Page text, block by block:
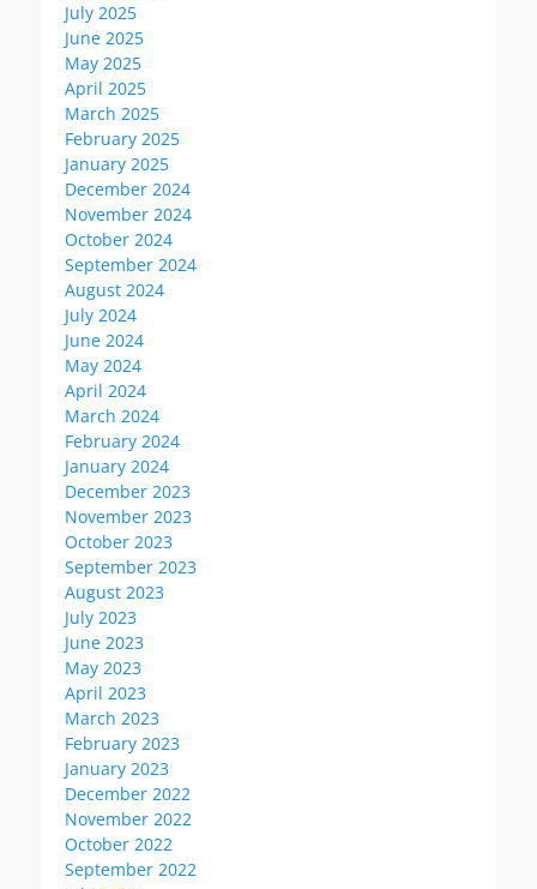
July 2025
June 2025
May 2025
April 2025
March 2025
February 2025
January 2025
December 2024
November 2024
October 2024
September 2024
August 2024
July 2024
June 2024
May 2024
April 2024
March 2024
February 2024
January 2024
December 2023
November 2023
October 2023
September 2023
August 2023
July 2023
June 2023
May 2023
April 2023
March 2023
February 2023
January 2023
December 2022
November 2022
October 2022
September 2022